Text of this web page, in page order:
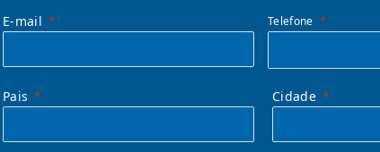
E-mail Telefone
Pais Cidade